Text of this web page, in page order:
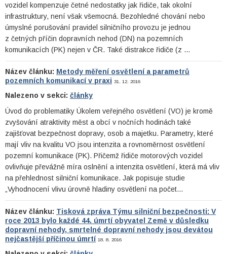
vozidel kompenzuje četné nedostatky jak řidiče, tak okolní
infrastruktury, není však všemocná. Bezohledné chování nebo
úmyslné porušování pravidel silničního provozu je jednou
z četných příčin dopravních nehod (DN) na pozemních
komunikacích (PK) nejen v ČR. Také distrakce řidiče (z …
Název článku: Metody měření osvětlení a parametrů
pozemních komunikací v praxi 31. 12. 2016
Nalezeno v sekci: články
Úvod do problematiky Úkolem veřejného osvětlení (VO) je kromě
zvyšování atraktivity měst a obcí v nočních hodinách také
zajišťovat bezpečnost dopravy, osob a majetku. Parametry, které
mají vliv na kvalitu VO jsou intenzita a rovnoměrnost osvětlení
pozemní komunikace (PK). Přičemž řidiče motorových vozidel
ovlivňuje převážně míra oslnění a intenzita osvětlení, která má vliv
na přehlednost silniční komunikace. Jak popisuje studie
„Vyhodnocení vlivu úrovně hladiny osvětlení na počet…
Název článku: Tisková zpráva Týmu silniční bezpečnosti: V
roce 2013 bylo každé 44. úmrtí obyvatel Země v důsledku
dopravní nehody, smrtelné dopravní nehody jsou devátou
nejčastější příčinou úmrtí 18. 8. 2016